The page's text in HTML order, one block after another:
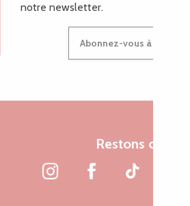
notre newsletter.
Abonnez-vous à notre
Restons